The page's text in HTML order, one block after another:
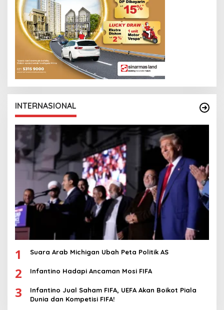
INTERNASIONAL
1 Suara Arab Michigan Ubah Peta Politik AS
2 Infantino Hadapi Ancaman Mosi FIFA
3
Infantino Jual Saham FIFA, UEFA Akan Boikot Piala
Dunia dan Kompetisi FIFA!